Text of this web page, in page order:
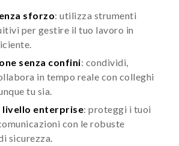
sforzo: utilizza strumenti
per gestire il tuo lavoro in
senza confini: condividi,
in tempo reale con colleghi
tu sia.
livello enterprise: proteggi i tuoi
con le robuste
sicurezza.